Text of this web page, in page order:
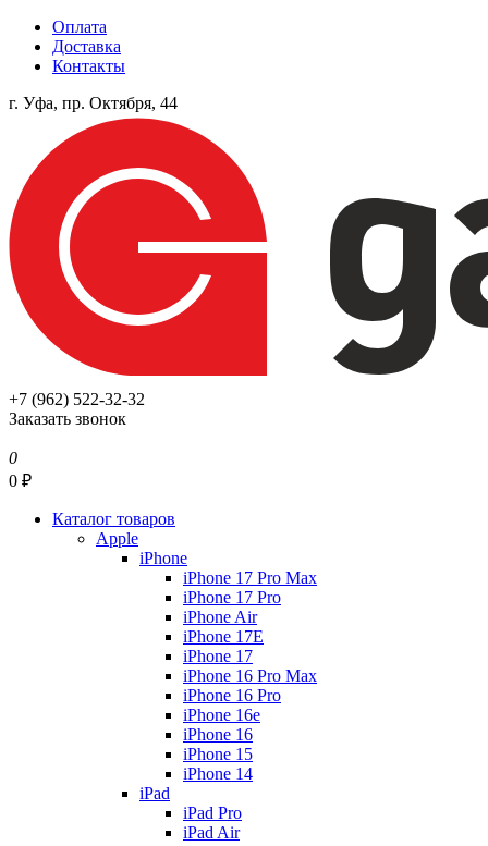
Оплата
Доставка
Контакты
г. Уфа, пр. Октября, 44
+7 (962) 522-32-32
Заказать звонок
0
0 ₽
Каталог товаров
Apple
iPhone
iPhone 17 Pro Max
iPhone 17 Pro
iPhone Air
iPhone 17E
iPhone 17
iPhone 16 Pro Max
iPhone 16 Pro
iPhone 16e
iPhone 16
iPhone 15
iPhone 14
iPad
iPad Pro
iPad Air